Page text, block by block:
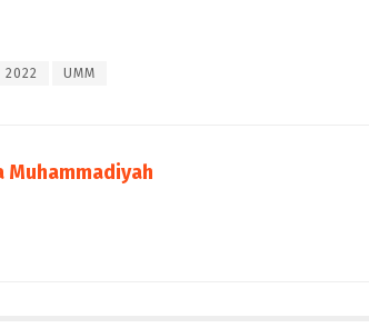
2022 UMM
Muhammadiyah